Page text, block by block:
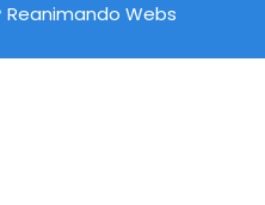
Reanimando Webs